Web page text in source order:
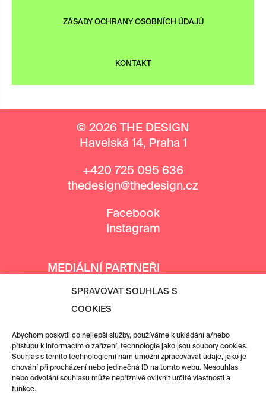
SPRAVOVAT SOUHLAS S
COOKIES
Abychom poskytli co nejlepší služby, používáme k ukládání a/nebo
přístupu k informacím o zařízení, technologie jako jsou soubory cookies.
Souhlas s těmito technologiemi nám umožní zpracovávat údaje, jako je
chování při procházení nebo jedinečná ID na tomto webu. Nesouhlas
nebo odvolání souhlasu může nepříznivě ovlivnit určité vlastnosti a
funkce.
ZÁSADY OCHRANY OSOBNÍCH ÚDAJŮ
KONTAKT
© 2026 THE DESIGN
Havelská 14, Praha 1
+420 725 095 636
thedesign@thedesign.cz
Facebook
Instagram
MEDIÁLNÍ PARTNEŘI